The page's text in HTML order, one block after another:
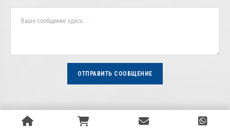
ОТПРАВИТЬ СООБЩЕНИЕ